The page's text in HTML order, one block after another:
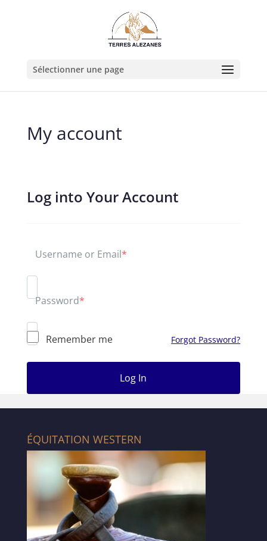
Sélectionner une page
My account
Log into Your Account
Username or Email*
Password*
Remember me Forgot Password?
ÉQUITATION WESTERN